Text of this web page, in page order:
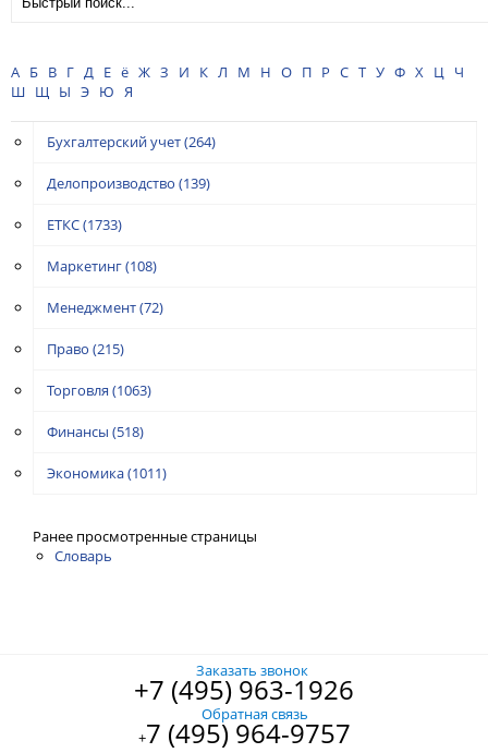
А Б В Г Д Е ё Ж З И К Л М Н О П Р С Т У Ф Х Ц
Ч
Ш Щ Ы Э Ю Я
Бухгалтерский учет(264)
Делопроизводство (139)
ЕТКС(1733)
Маркетинг(108)
Менеджмент(72)
Право (215)
Торговля (1063)
Финансы (518)
Экономика(1011)
Ранее просмотренные страницы
Словарь
Заказать звонок
+7 (495) 963-1926
Обратная связь
+7 (495) 964-9757